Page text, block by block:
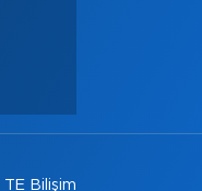
TE Bilişim